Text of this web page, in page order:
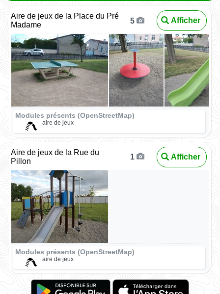
Aire de jeux de la Place du Pré
Madame
5 Afficher
Modules présents (OpenStreetMap)
aire de jeux
Aire de jeux de la Rue du
Pillon
1 Afficher
Modules présents (OpenStreetMap)
aire de jeux